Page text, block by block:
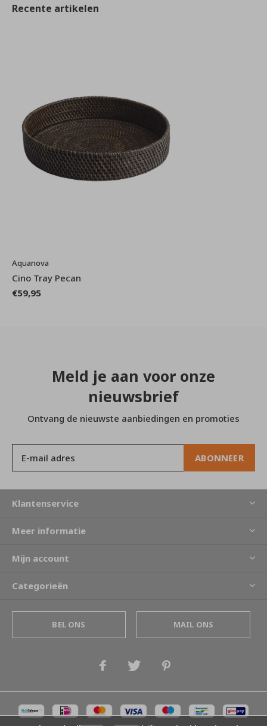
Recente artikelen
Aquanova
Cino Tray Pecan
€59,95
Meld je aan voor onze
nieuwsbrief
Ontvang de nieuwste aanbiedingen en promoties
ABONNEER
Klantenservice
Meer informatie
Mijn account
Categorieën
BEL ONS MAIL ONS